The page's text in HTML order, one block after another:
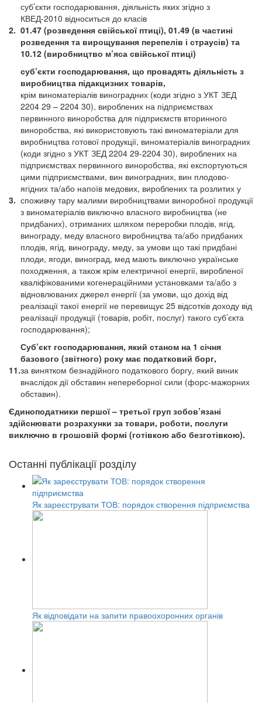
2.
суб’єкти господарювання, діяльність яких згідно з
КВЕД-2010 відноситься до класів
01.47 (розведення свійської птиці), 01.49 (в частині
розведення та вирощування перепелів і страусів) та
10.12 (виробництво м’яса свійської птиці)
3.
суб’єкти господарювання, що провадять діяльність з
виробництва підакцизних товарів,
крім виноматеріалів виноградних (коди згідно з УКТ ЗЕД
2204 29 – 2204 30), вироблених на підприємствах
первинного виноробства для підприємств вторинного
виноробства, які використовують такі виноматеріали для
виробництва готової продукції, виноматеріалів виноградних
(коди згідно з УКТ ЗЕД 2204 29-2204 30), вироблених на
підприємствах первинного виноробства, які експортуються
цими підприємствами, вин виноградних, вин плодово-
ягідних та/або напоїв медових, вироблених та розлитих у
споживчу тару малими виробництвами виноробної продукції
з виноматеріалів виключно власного виробництва (не
придбаних), отриманих шляхом переробки плодів, ягід,
винограду, меду власного виробництва та/або придбаних
плодів, ягід, винограду, меду, за умови що такі придбані
плоди, ягоди, виноград, мед мають виключно українське
походження, а також крім електричної енергії, виробленої
кваліфікованими когенераційними установками та/або з
відновлюваних джерел енергії (за умови, що дохід від
реалізації такої енергії не перевищує 25 відсотків доходу від
реалізації продукції (товарів, робіт, послуг) такого суб’єкта
господарювання);
11.
Суб’єкт господарювання, який станом на 1 січня
базового (звітного) року має податковий борг,
за винятком безнадійного податкового боргу, який виник
внаслідок дії обставин непереборної сили (форс-мажорних
обставин).
Єдиноподатники першої – третьої груп зобов’язані
здійснювати розрахунки за товари, роботи, послуги
виключно в грошовій формі (готівкою або безготівкою).
Останні публікації розділу
Як зареєструвати ТОВ: порядок створення підприємства
Як відповідати на запити правоохоронних органів